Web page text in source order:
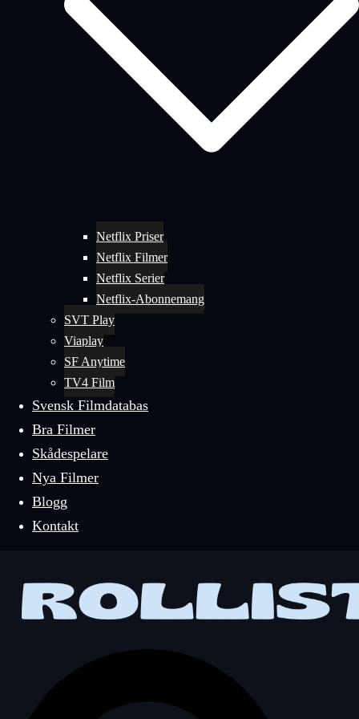
Netflix Priser
Netflix Filmer
Netflix Serier
Netflix-Abonnemang
SVT Play
Viaplay
SF Anytime
TV4 Film
Svensk Filmdatabas
Bra Filmer
Skådespelare
Nya Filmer
Blogg
Kontakt